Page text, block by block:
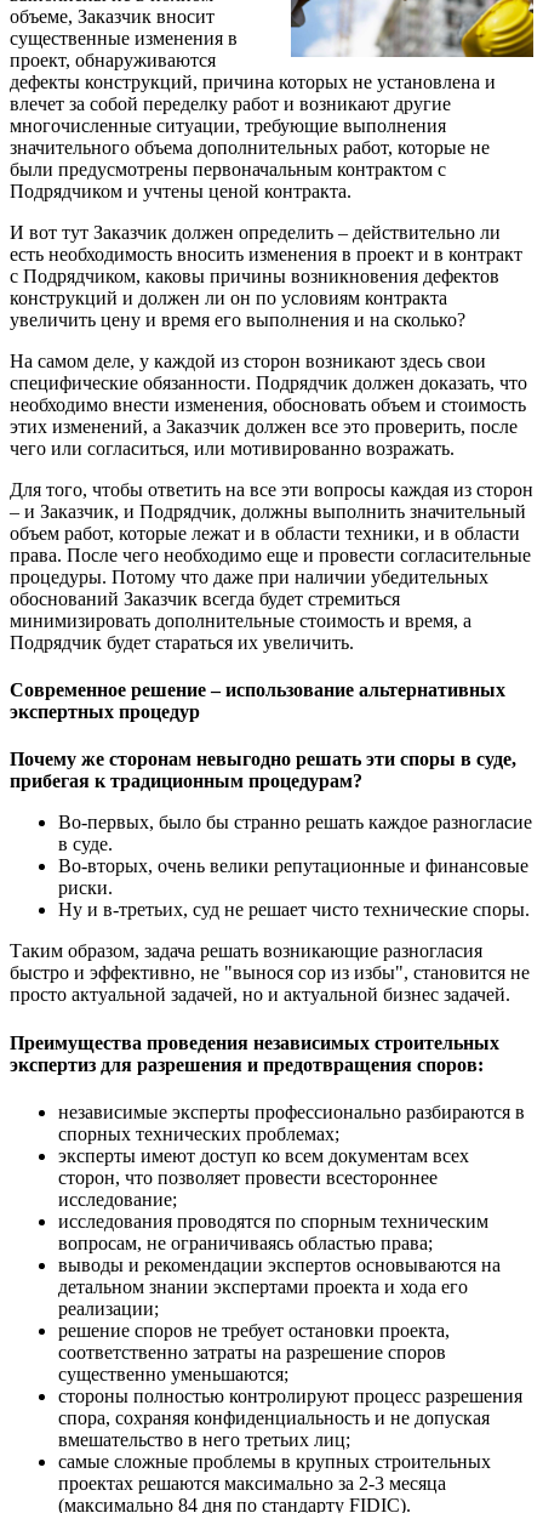
объеме, Заказчик вносит
существенные изменения в
проект, обнаруживаются
дефекты конструкций, причина которых не установлена и
влечет за собой переделку работ и возникают другие
многочисленные ситуации, требующие выполнения
значительного объема дополнительных работ, которые не
были предусмотрены первоначальным контрактом с
Подрядчиком и учтены ценой контракта.
И вот тут Заказчик должен определить – действительно ли
есть необходимость вносить изменения в проект и в контракт
с Подрядчиком, каковы причины возникновения дефектов
конструкций и должен ли он по условиям контракта
увеличить цену и время его выполнения и на сколько?
На самом деле, у каждой из сторон возникают здесь свои
специфические обязанности. Подрядчик должен доказать, что
необходимо внести изменения, обосновать объем и стоимость
этих изменений, а Заказчик должен все это проверить, после
чего или согласиться, или мотивированно возражать.
Для того, чтобы ответить на все эти вопросы каждая из сторон
– и Заказчик, и Подрядчик, должны выполнить значительный
объем работ, которые лежат и в области техники, и в области
права. После чего необходимо еще и провести согласительные
процедуры. Потому что даже при наличии убедительных
обоснований Заказчик всегда будет стремиться
минимизировать дополнительные стоимость и время, а
Подрядчик будет стараться их увеличить.
Современное решение – использование альтернативных
экспертных процедур
Почему же сторонам невыгодно решать эти споры в суде,
прибегая к традиционным процедурам?
Во-первых, было бы странно решать каждое разногласие
в суде.
Во-вторых, очень велики репутационные и финансовые
риски.
Ну и в-третьих, суд не решает чисто технические споры.
Таким образом, задача решать возникающие разногласия
быстро и эффективно, не "вынося сор из избы", становится не
просто актуальной задачей, но и актуальной бизнес задачей.
Преимущества проведения независимых строительных
экспертиз для разрешения и предотвращения споров:
независимые эксперты профессионально разбираются в
спорных технических проблемах;
эксперты имеют доступ ко всем документам всех
сторон, что позволяет провести всестороннее
исследование;
исследования проводятся по спорным техническим
вопросам, не ограничиваясь областью права;
выводы и рекомендации экспертов основываются на
детальном знании экспертами проекта и хода его
реализации;
решение споров не требует остановки проекта,
соответственно затраты на разрешение споров
существенно уменьшаются;
стороны полностью контролируют процесс разрешения
спора, сохраняя конфиденциальность и не допуская
вмешательство в него третьих лиц;
самые сложные проблемы в крупных строительных
проектах решаются максимально за 2-3 месяца
(максимально 84 дня по стандарту FIDIC).